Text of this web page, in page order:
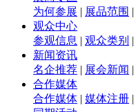
为何参展 | 展品范围 |
观众中心
参观信息 | 观众类别 |
新闻资讯
名企推荐 | 展会新闻 |
合作媒体
合作媒体 | 媒体注册 |